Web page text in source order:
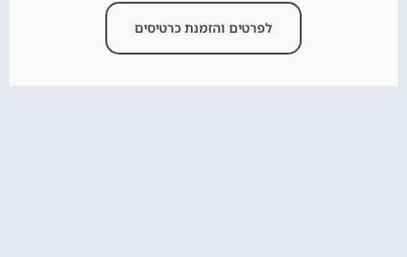
לפרטים והזמנת כרטיסים